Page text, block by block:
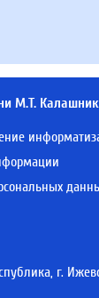
М.Т.
г.